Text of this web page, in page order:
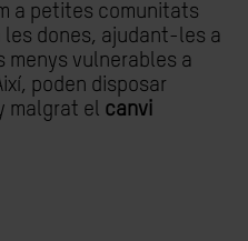
a petites comunitats
dones, ajudant-les a
vulnerables a
poden disposar
malgrat el canvi